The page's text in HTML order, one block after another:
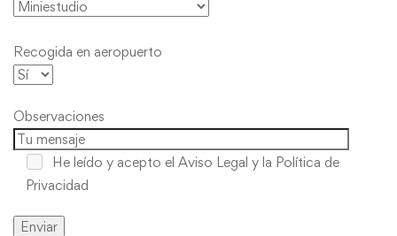
Recogida en aeropuerto
Observaciones
He leído y acepto el Aviso Legal y la Política de
Privacidad